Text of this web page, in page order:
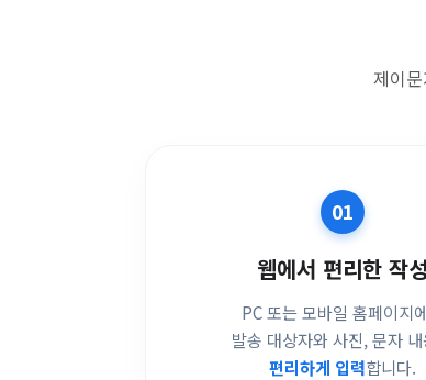
제이
01
웹에서 편리한 작성
PC 또는 모바일 홈페이지
발송 대상자와 사진, 문자
편리하게 입력합니다.